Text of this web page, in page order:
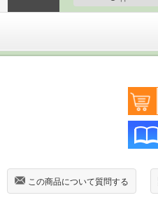
この商品について質問する